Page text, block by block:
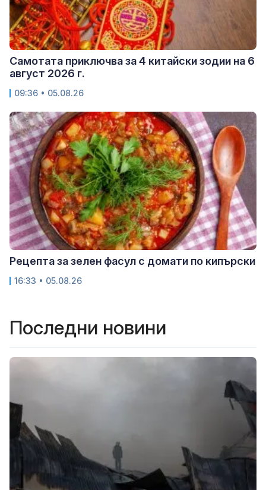
Самотата приключва за 4 китайски зодии на 6
август 2026 г.
09:36 • 05.08.26
Рецепта за зелен фасул с домати по кипърски
16:33 • 05.08.26
Последни новини